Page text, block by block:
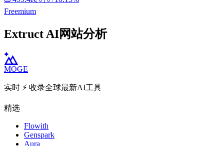
Freemium
Extruct AI网站分析
MOGE
实时 ⚡️ 收录全球最新AI工具
精选
Flowith
Genspark
Aura